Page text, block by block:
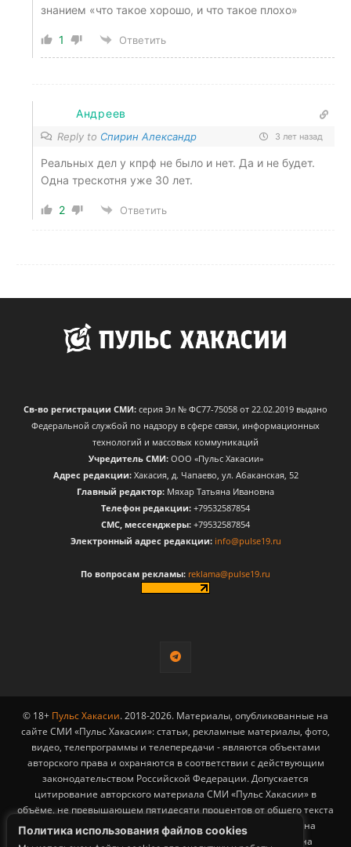
Политика использования файлов cookies
знанием «что такое хорошо, и что такое плохо»
1 Ответить
Андреев
Reply to Спирин Александр 3 лет назад
Реальных дел у кпрф не было и нет. Да и не будет.
Одна трескотня уже 30 лет.
2 Ответить
Св-во регистрации СМИ: серия Эл № ФС77-75058 от 22.02.2019 выдано
Федеральной службой по надзору в сфере связи, информационных
технологий и массовых коммуникаций
Учредитель СМИ:ООО «Пульс Хакасии»
Адрес редакции:Хакасия, д. Чапаево, ул. Абаканская, 52
Главный редактор: Мяхар Татьяна Ивановна
Телефон редакции: +79532587854
CМС, мессенджеры: +79532587854
Электронный адрес редакции: info@pulse19.ru
По вопросам рекламы: reklama@pulse19.ru
© 18+ Пульс Хакасии. 2018-2026. Материалы, опубликованные на
сайте СМИ «Пульс Хакасии»: статьи, рекламные материалы, фото,
видео, телепрограммы и телепередачи - являются объектами
авторского права и охраняются в соответствии с действующим
законодательством Российской Федерации. Допускается
цитирование авторского материала СМИ «Пульс Хакасии» в
объёме, не превышающем пятидесяти процентов от общего текста
публикации с обязательным размещением гиперссылки на
страницу заимствования материала. Гиперссылка должна